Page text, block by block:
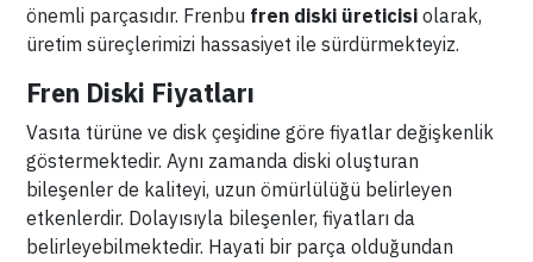
önemli parçasıdır. Frenbu fren diski üreticisi olarak,
üretim süreçlerimizi hassasiyet ile sürdürmekteyiz.
Fren Diski Fiyatları
Vasıta türüne ve disk çeşidine göre fiyatlar değişkenlik
göstermektedir. Aynı zamanda diski oluşturan
bileşenler de kaliteyi, uzun ömürlülüğü belirleyen
etkenlerdir. Dolayısıyla bileşenler, fiyatları da
belirleyebilmektedir. Hayati bir parça olduğundan